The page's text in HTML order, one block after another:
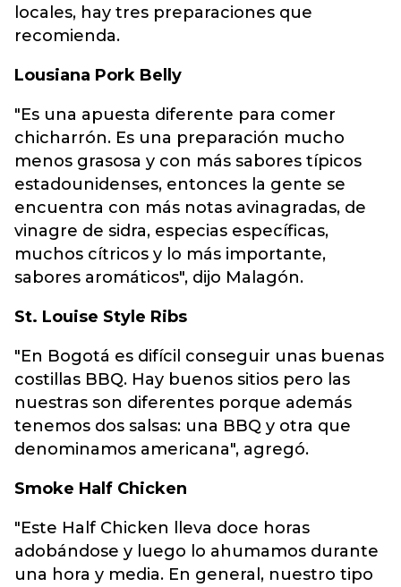
locales, hay tres preparaciones que
recomienda.
Lousiana Pork Belly
"Es una apuesta diferente para comer
chicharrón. Es una preparación mucho
menos grasosa y con más sabores típicos
estadounidenses, entonces la gente se
encuentra con más notas avinagradas, de
vinagre de sidra, especias específicas,
muchos cítricos y lo más importante,
sabores aromáticos", dijo Malagón.
St. Louise Style Ribs
"En Bogotá es difícil conseguir unas buenas
costillas BBQ. Hay buenos sitios pero las
nuestras son diferentes porque además
tenemos dos salsas: una BBQ y otra que
denominamos americana", agregó.
Smoke Half Chicken
"Este Half Chicken lleva doce horas
adobándose y luego lo ahumamos durante
una hora y media. En general, nuestro tipo